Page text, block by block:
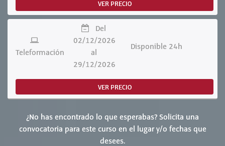
VER PRECIO
Teleformación
Del
02/12/2026
al
29/12/2026
Disponible 24h
VER PRECIO
¿No has encontrado lo que esperabas? Solicita una
convocatoria para este curso en el lugar y/o fechas que
desees.